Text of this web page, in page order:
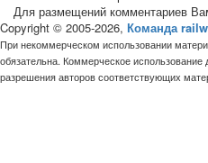
Для размещений комментариев
Copyright © 2005-2026, Команда
При некоммерческом использовании
обязательна. Коммерческое использование
разрешения авторов соответствующих